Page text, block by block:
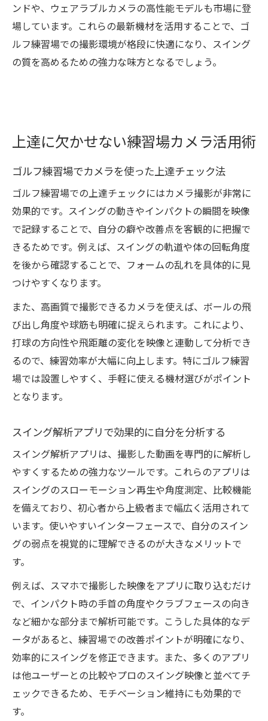
ンドや、ウェアラブルカメラの高性能モデルも市場に登
場しています。これらの最新機材を活用することで、ゴ
ルフ練習場での撮影環境が格段に快適になり、スイング
の質を高めるための強力な味方となるでしょう。
上達に欠かせない練習場カメラ活用術
ゴルフ練習場でカメラを使った上達チェック法
ゴルフ練習場での上達チェックにはカメラ撮影が非常に
効果的です。スイングの動きやインパクトの瞬間を映像
で記録することで、自分の癖や改善点を客観的に把握で
きるためです。例えば、スイングの軌道や体の回転角度
を後から確認することで、フォームの乱れを具体的に見
つけやすくなります。
また、高画質で撮影できるカメラを使えば、ボールの飛
び出し角度や球筋も明確に捉えられます。これにより、
打球の方向性や飛距離の変化を映像と連動して分析でき
るので、練習効率が大幅に向上します。特にゴルフ練習
場では設置しやすく、手軽に使える機材選びがポイント
となります。
スイング解析アプリで効果的に自分を分析する
スイング解析アプリは、撮影した動画を専門的に解析し
やすくするための強力なツールです。これらのアプリは
スイングのスローモーション再生や角度測定、比較機能
を備えており、初心者から上級者まで幅広く活用されて
います。使いやすいインターフェースで、自分のスイン
グの弱点を視覚的に理解できるのが大きなメリットで
す。
例えば、スマホで撮影した映像をアプリに取り込むだけ
で、インパクト時の手首の角度やクラブフェースの向き
など細かな部分まで解析可能です。こうした具体的なデ
ータがあると、練習場での改善ポイントが明確になり、
効率的にスイングを修正できます。また、多くのアプリ
は他ユーザーとの比較やプロのスイング映像と並べてチ
ェックできるため、モチベーション維持にも効果的で
す。